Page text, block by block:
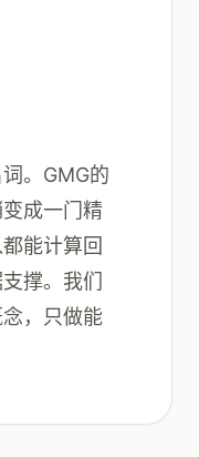
。GMG的
成一门精
能计算回
撑。我们
，只做能